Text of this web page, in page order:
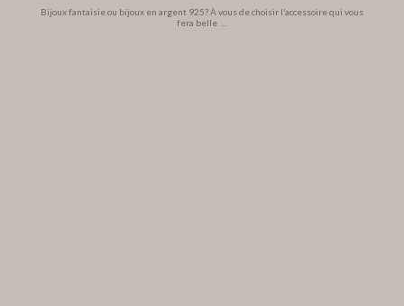
Bijoux fantaisie ou bijoux en argent 925? À vous de choisir l’accessoire qui vous
fera belle